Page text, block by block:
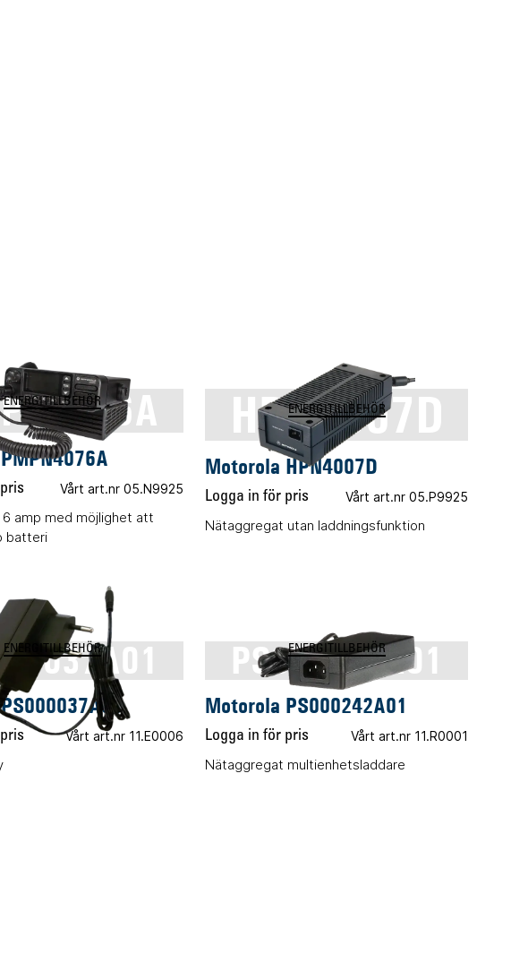
ENERGITILLBEHÖR
Vårt art.nr 05.N9925
amp med möjlighet att
batteri
HPN4007D
ENERGITILLBEHÖR
Motorola HPN4007D
Logga in för pris Vårt art.nr 05.P9925
Nätaggregat utan laddningsfunktion
ENERGITILLBEHÖR
Vårt art.nr 11.E0006
PS000242A01
ENERGITILLBEHÖR
Motorola PS000242A01
Logga in för pris Vårt art.nr 11.R0001
Nätaggregat multienhetsladdare